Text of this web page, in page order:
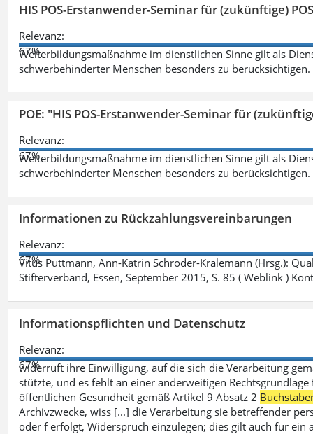
HIS POS-Erstanwender-Seminar für (zukünftige)
Relevanz:
67%
Weiterbildungsmaßnahme im dienstlichen Sinne gilt als
schwerbehinderter Menschen besonders zu berücksichtigen.
POE: "HIS POS-Erstanwender-Seminar für
Relevanz:
67%
Weiterbildungsmaßnahme im dienstlichen Sinne gilt als
schwerbehinderter Menschen besonders zu berücksichtigen.
Informationen zu Rückzahlungsvereinbarungen
Relevanz:
67%
Vitus Püttmann, Ann-Katrin Schröder-Kralemann (Hrsg.):
Stifterverband, Essen, September 2015, S. 85 ( Weblink )
Informationspflichten und Datenschutz
Relevanz:
67%
widerruft ihre Einwilligung, auf die sich die Verarbeitung
stützte, und es fehlt an einer anderweitigen
öffentlichen Gesundheit gemäß Artikel 9 Absatz 2
Archivzwecke, wiss [...] die Verarbeitung sie betreffender
oder f erfolgt, Widerspruch einzulegen; dies gilt auch für ein